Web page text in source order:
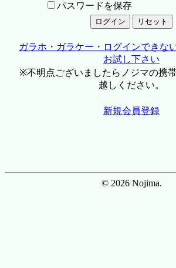
パスワードを保存
ガラホ・ガラケー・ログインできな
お試し下さい
※不明点ございましたらノジマの携
越しください。
新規会員登録
© 2026 Nojima.